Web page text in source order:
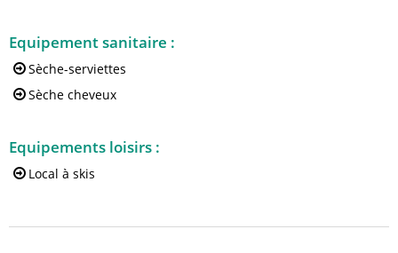
Equipement sanitaire :
Sèche-serviettes
Sèche cheveux
Equipements loisirs :
Local à skis